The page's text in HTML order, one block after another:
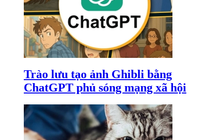
Trào lưu tạo ảnh Ghibli bằng
ChatGPT phủ sóng mạng xã hội